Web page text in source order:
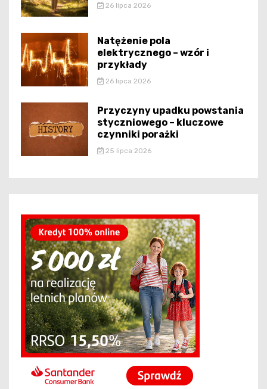
26 lipca 2026
Natężenie pola
elektrycznego – wzór i
przykłady
26 lipca 2026
Przyczyny upadku powstania
styczniowego – kluczowe
czynniki porażki
25 lipca 2026